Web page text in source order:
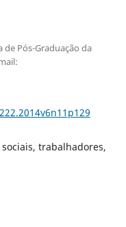
Pós-Graduação da
trabalhadores,